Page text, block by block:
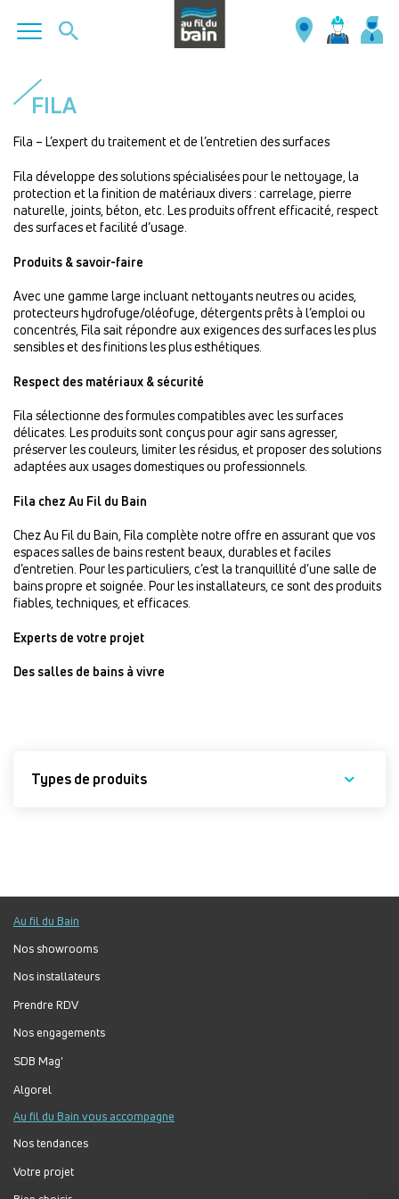
contenu
principal
FILA
Fila – L’expert du traitement et de l’entretien des surfaces
Fila développe des solutions spécialisées pour le nettoyage, la
protection et la finition de matériaux divers : carrelage, pierre
naturelle, joints, béton, etc. Les produits offrent efficacité, respect
des surfaces et facilité d’usage.
Produits & savoir-faire
Avec une gamme large incluant nettoyants neutres ou acides,
protecteurs hydrofuge/oléofuge, détergents prêts à l’emploi ou
concentrés, Fila sait répondre aux exigences des surfaces les plus
sensibles et des finitions les plus esthétiques.
Respect des matériaux & sécurité
Fila sélectionne des formules compatibles avec les surfaces
délicates. Les produits sont conçus pour agir sans agresser,
préserver les couleurs, limiter les résidus, et proposer des solutions
adaptées aux usages domestiques ou professionnels.
Fila chez Au Fil du Bain
Chez Au Fil du Bain, Fila complète notre offre en assurant que vos
espaces salles de bains restent beaux, durables et faciles
d’entretien. Pour les particuliers, c’est la tranquillité d’une salle de
bains propre et soignée. Pour les installateurs, ce sont des produits
fiables, techniques, et efficaces.
Experts de votre projet
Des salles de bains à vivre
Types de produits
Au fil du Bain
Nos showrooms
Nos installateurs
Prendre RDV
Nos engagements
SDB Mag'
Algorel
Au fil du Bain vous accompagne
Nos tendances
Votre projet